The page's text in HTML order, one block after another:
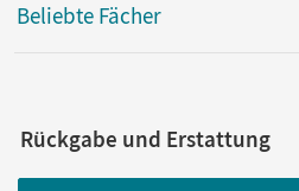
Beliebte Fächer
Rückgabe und Erstattung